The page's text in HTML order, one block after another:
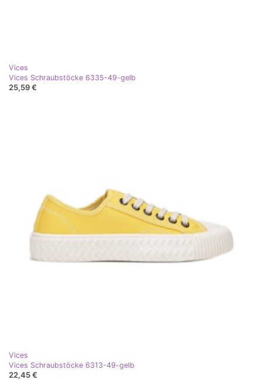
Vices
Vices Schraubstöcke 6335-49-gelb
25,59 €
Vices
Vices Schraubstöcke 6313-49-gelb
22,45 €